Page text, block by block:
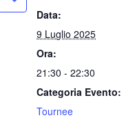
Data:
9 Luglio 2025
Ora:
21:30 - 22:30
Categoria Evento:
Tournee